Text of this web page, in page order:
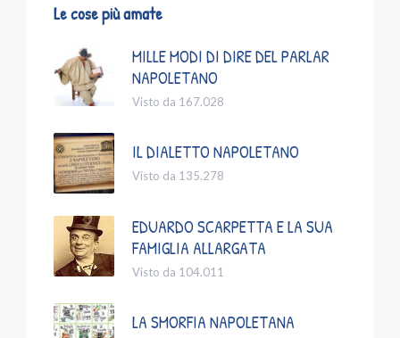
Le cose più amate
MILLE MODI DI DIRE DEL PARLAR
NAPOLETANO
Visto da 167.028
IL DIALETTO NAPOLETANO
Visto da 135.278
EDUARDO SCARPETTA E LA SUA
FAMIGLIA ALLARGATA
Visto da 104.011
LA SMORFIA NAPOLETANA